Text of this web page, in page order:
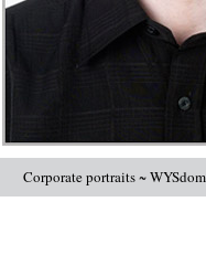
Corporate portraits ~